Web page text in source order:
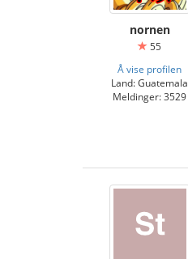
nornen
55
Å vise profilen
Land: Guatemala
Meldinger: 3529